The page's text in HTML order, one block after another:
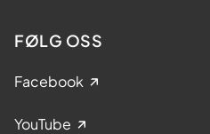
FØLG OSS
Facebook
YouTube